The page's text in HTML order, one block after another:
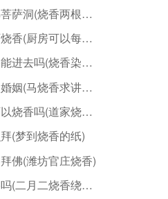
荔波烧香拜佛菩萨洞(烧香两根不熄灭)
龙潭寺今年可烧香(厨房可以每天烧香吗)
徐州泰山烧香能进去吗(烧香染到皮肤)
烧香看一个人婚姻(马烧香求讲什么道理)
晚上十点多可以烧香吗(道家烧香要选时辰吗)
(梦到烧香的纸)
佛(潍坊官庄烧香)
过年祭祖烧香吗(二月二烧香绕家一周)